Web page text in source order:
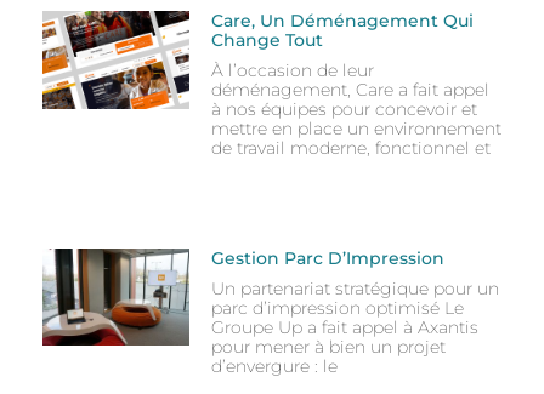
Care, Un Déménagement Qui
Change Tout
À l’occasion de leur
déménagement, Care a fait appel
à nos équipes pour concevoir et
mettre en place un environnement
de travail moderne, fonctionnel et
Gestion Parc D’Impression
Un partenariat stratégique pour un
parc d’impression optimisé Le
Groupe Up a fait appel à Axantis
pour mener à bien un projet
d’envergure : le